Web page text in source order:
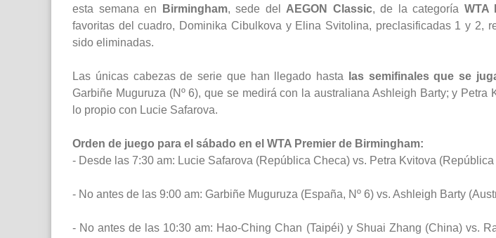
esta semana en
Birmingham, sede del AEGON Classic, de la categoría WTA
favoritas del cuadro, Dominika Cibulkova y Elina Svitolina, preclasificadas 1 y 2,
sido eliminadas.
Las únicas cabezas de serie que han llegado hasta las semifinales que se
Garbiñe Muguruza (Nº 6), que se medirá con la australiana Ashleigh Barty; y Petra
lo propio con Lucie Safarova.
Orden de juego para el sábado en el WTA Premier de Birmingham:
- Desde las 7:30 am: Lucie Safarova (República Checa) vs. Petra Kvitova (República
- No antes de las 9:00 am: Garbiñe Muguruza (España, Nº 6) vs. Ashleigh Barty
- No antes de las 10:30 am: Hao-Ching Chan (Taipéi) y Shuai Zhang (China) vs.